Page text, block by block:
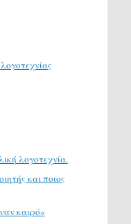
λογοτεχνία.
και ποιος
καιρό»